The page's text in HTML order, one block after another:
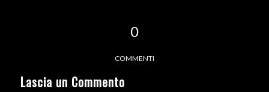
0
COMMENTI
Lascia un Commento